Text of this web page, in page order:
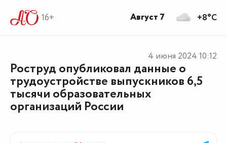
16+
Роструд опубликовал данные о
трудоустройстве выпускников 6,5
тысячи образовательных
организаций России
4 июня 2024 10:12
+8°C
Август 7